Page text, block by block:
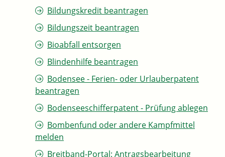
Bildungskredit beantragen
Bildungszeit beantragen
Bioabfall entsorgen
Blindenhilfe beantragen
Bodensee - Ferien- oder Urlauberpatent
beantragen
Bodenseeschifferpatent - Prüfung ablegen
Bombenfund oder andere Kampfmittel
melden
Breitband-Portal: Antragsbearbeitung